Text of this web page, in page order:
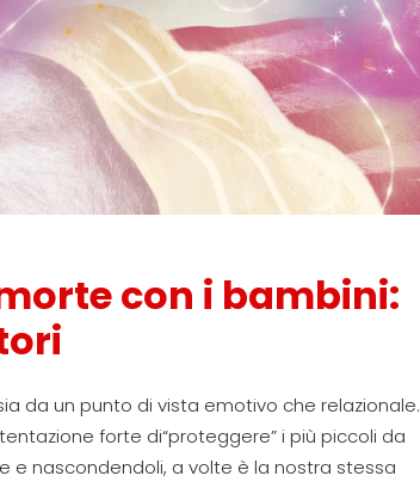
con i bambini:
da un punto di vista emotivo che relazionale.
tentazione forte di“proteggere” i più piccoli da
e nascondendoli, a volte è la nostra stessa